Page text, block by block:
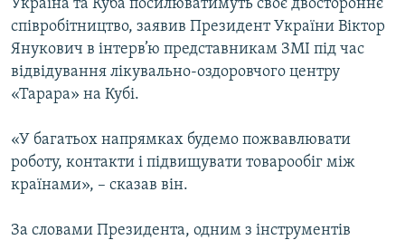
УКРАЇНА
СХЕМИ
КИТАЙ.ВИКЛИКИ
МУЛЬТИМЕДІА
ФОТО
СПЕЦПРОЄКТИ
ПОДКАСТИ
Україна та Куба посилюватимуть своє двостороннє
співробітництво, заявив Президент України Віктор
Янукович в інтерв’ю представникам ЗМІ під час
відвідування лікувально-оздоровчого центру
«Тарара» на Кубі.
«У багатьох напрямках будемо пожвавлювати
роботу, контакти і підвищувати товарообіг між
країнами», – сказав він.
За словами Президента, одним з інструментів